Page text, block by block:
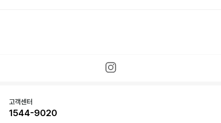
고객센터
1544-9020